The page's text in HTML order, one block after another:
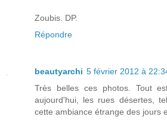
Zoubis. DP.
Répondre
beautyarchi 5 février 2012 à
Très belles ces photos. Tout
aujourd'hui, les rues désertes,
cette ambiance étrange des jours